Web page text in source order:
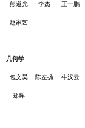
熊道光 李杰 王一鹏
赵家艺
几何学
包文昊 陈左扬 牛汉云
郑晖